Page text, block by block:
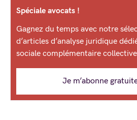
Spéciale avocats !
Gagnez du temps avec notre
d’articles d’analyse juridique
sociale complémentaire
Je m’abonne